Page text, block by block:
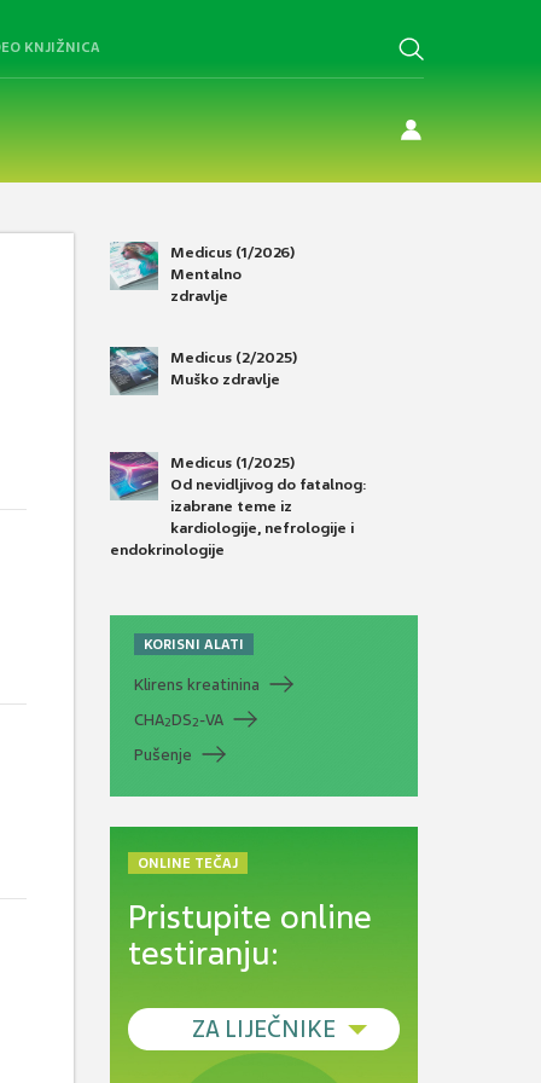
KNJIŽNICA
Medicus (1/2026)
Mentalno
zdravlje
Medicus (2/2025)
Muško zdravlje
Medicus (1/2025)
Od nevidljivog do fatalnog:
izabrane teme iz
kardiologije, nefrologije i
endokrinologije
KORISNI ALATI
Klirens kreatinina
CHA2DS2-VA
Pušenje
ONLINE TEČAJ
Pristupite online
testiranju:
ZA LIJEČNIKE